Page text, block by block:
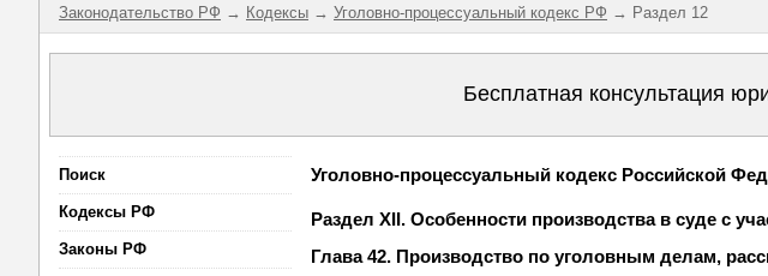
Законодательство РФ → Кодексы → Уголовно-процессуальный кодекс РФ → Раздел 12
Бесплатная консультация
Поиск
Кодексы РФ
Законы РФ
Уголовно-процессуальный кодекс Российской
Раздел XII. Особенности производства в суде с
Глава 42. Производство по уголовным делам,